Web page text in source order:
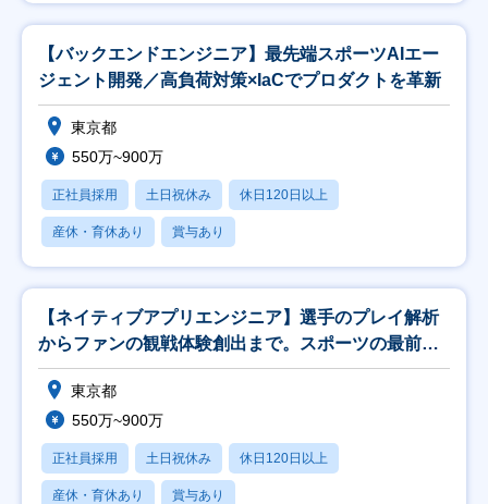
【バックエンドエンジニア】最先端スポーツAIエー
ジェント開発／高負荷対策×IaCでプロダクトを革新
東京都
550万~900万
正社員採用 土日祝休み 休日120日以上
産休・育休あり 賞与あり
【ネイティブアプリエンジニア】選手のプレイ解析
からファンの観戦体験創出まで。スポーツの最前線
を形に。
東京都
550万~900万
正社員採用 土日祝休み 休日120日以上
産休・育休あり 賞与あり